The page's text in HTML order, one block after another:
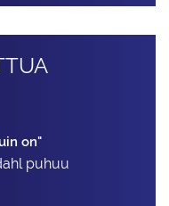
on"
puhuu